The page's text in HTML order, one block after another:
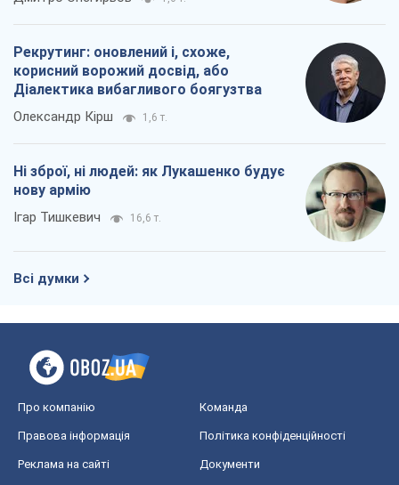
Рекрутинг: оновлений і, схоже,
корисний ворожий досвід, або
Діалектика вибагливого боягузтва
Олександр Кірш 1,6 т.
Ні зброї, ні людей: як Лукашенко будує
нову армію
Ігар Тишкевич 16,6 т.
Всі думки
Про компанію Команда
Правова інформація Політика конфіденційності
Реклама на сайті Документи